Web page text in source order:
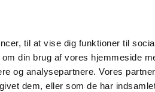
til at vise dig funktioner til
din brug af vores hjemmeside
og analysepartnere. Vores
dem, eller som de har
Nyheder Om os Kontakt
Apoteker og salg af